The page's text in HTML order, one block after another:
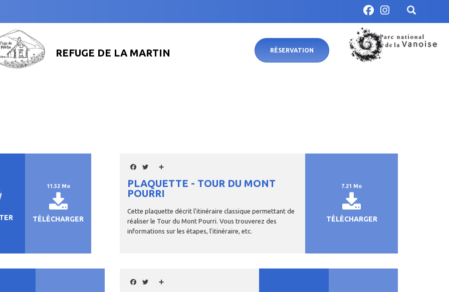
REFUGE DE LA MARTIN RÉSERVATION
11.52 Mo
TÉLÉCHARGER
Facebook
Twitter
PLAQUETTE - TOUR DU MONT
POURRI
Cette plaquette décrit l'itinéraire classique permettant de
réaliser le Tour du Mont Pourri. Vous trouverez des
informations sur les étapes, l'itinéraire, etc.
7.21 Mo
TÉLÉCHARGER
Facebook
Twitter